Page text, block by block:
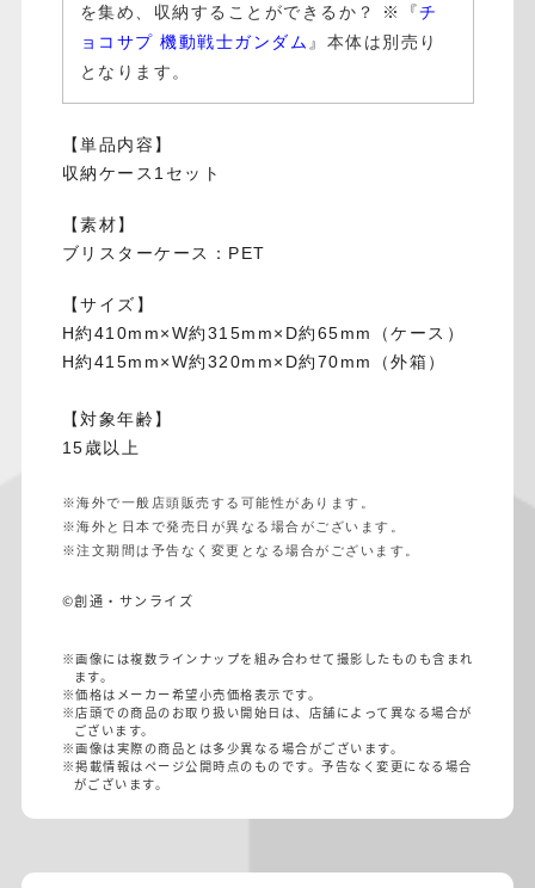
を集め、収納することができるか？ ※『チ
ョコサプ 機動戦士ガンダム 』本体は別売り
となります。
【単品内容】
収納ケース1セット
【素材】
ブリスターケース：PET
【サイズ】
H約410mm×W約315mm×D約65mm（ケース）
H約415mm×W約320mm×D約70mm（外箱）
【対象年齢】
15歳以上
※海外で一般店頭販売する可能性があります。
※海外と日本で発売日が異なる場合がございます。
※注文期間は予告なく変更となる場合がございます。
©創通・サンライズ
※画像には複数ラインナップを組み合わせて撮影したものも含まれ
ます。
※価格はメーカー希望小売価格表示です。
※店頭での商品のお取り扱い開始日は、店舗によって異なる場合が
ございます。
※画像は実際の商品とは多少異なる場合がございます。
※掲載情報はページ公開時点のものです。予告なく変更になる場合
がございます。